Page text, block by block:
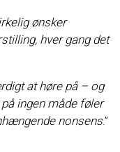
ønsker
hver gang det
at høre på – og
ingen måde føler
nonsens.”